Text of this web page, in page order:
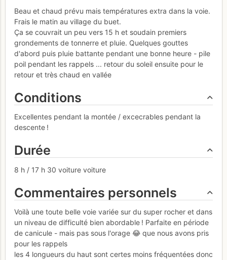
Beau et chaud prévu mais températures extra dans la voie.
Frais le matin au village du buet.
Ça se couvrait un peu vers 15 h et soudain premiers
grondements de tonnerre et pluie. Quelques gouttes
d'abord puis pluie battante pendant une bonne heure - pile
poil pendant les rappels ... retour du soleil ensuite pour le
retour et très chaud en vallée
Conditions
Excellentes pendant la montée / excecrables pendant la
descente !
Durée
8 h / 17 h 30 voiture voiture
Commentaires personnels
Voilà une toute belle voie variée sur du super rocher et dans
un niveau de difficulté bien abordable ! Parfaite en période
de canicule - mais pas sous l'orage 😂 que nous avons pris
pour les rappels
les 4 longueurs du haut sont certes moins fréquentées donc